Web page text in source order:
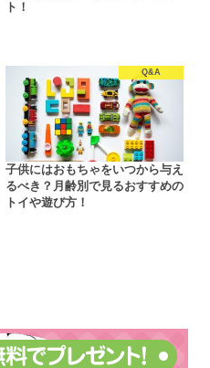
ト！
Q&A
子供にはおもちゃをいつから与え
るべき？月齢別で見るおすすめの
トイや遊び方！